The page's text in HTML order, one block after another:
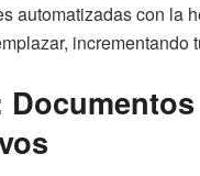
automatizadas con la
incrementando
Documentos